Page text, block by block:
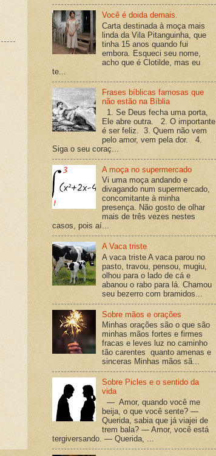
Você é doida demais.
Carta destinada à moça mais
linda da Vila Pitanguinha, que
tinha 15 anos quando fui
embora. Esqueci seu nome,
acho que é Clotilde, mas eu
te...
Frases bíblicas famosas que
não estão na Bíblia
1. Se Deus fecha uma porta,
Ele abre outra. 2. O importante
é ser feliz. 3. Quem não vem
pelo amor, vem pela dor. 4.
Siga o seu coraç...
A moça no supermercado
Vi uma moça andando e
divagando num supermercado,
concomitante à minha
presença. Não gosto de olhar
mais de três vezes nestes
casos, pois aí...
A Vaca triste
A vaca triste A vaca parou no
pasto, travou, pensou, mugiu,
olhou para o lado de cá e
abanou o rabo para lá. Chamou
seu bezerro com bramidos...
Sobre mãos e orações
Minhas orações são o que são
minhas mãos fortes e firmes
fracas e leves luz no caminho
tão carentes quanto amenas e
sinceras Minhas mãos sã...
Sobre Picles e o sentido da
vida
— Amor, quando você me
beija, o que você sente? —
Querida, sabia que já viajei de
trem bala? — Amor, você está
tergiversando. — Querida, ...